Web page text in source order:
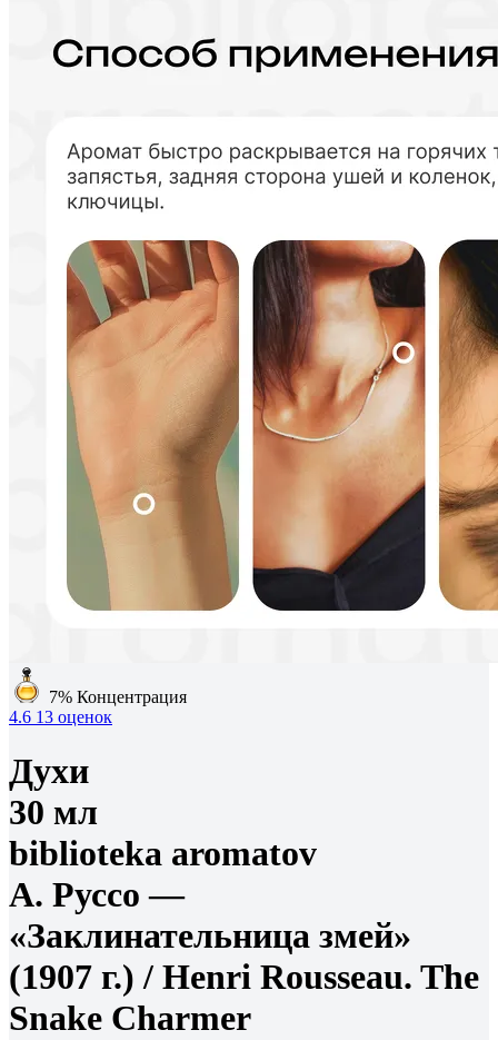
7% Концентрация
4.6 13 оценок
Духи
30 мл
biblioteka aromatov
А. Руссо —
«Заклинательница змей»
(1907 г.) / Henri Rousseau. The
Snake Charmer